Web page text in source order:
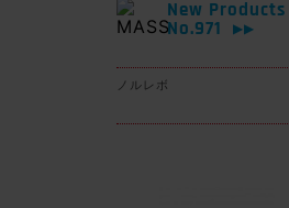
New Products
No.971
▶▶
ノルレボ